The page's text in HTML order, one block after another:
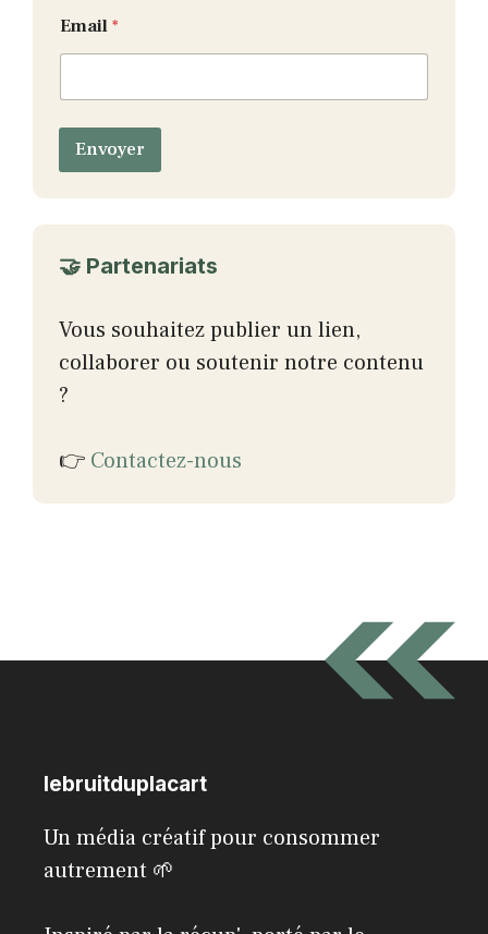
Email *
Envoyer
🤝 Partenariats
Vous souhaitez publier un lien,
collaborer ou soutenir notre contenu
?
👉 Contactez-nous
lebruitduplacart
Un média créatif pour consommer
autrement 🌱